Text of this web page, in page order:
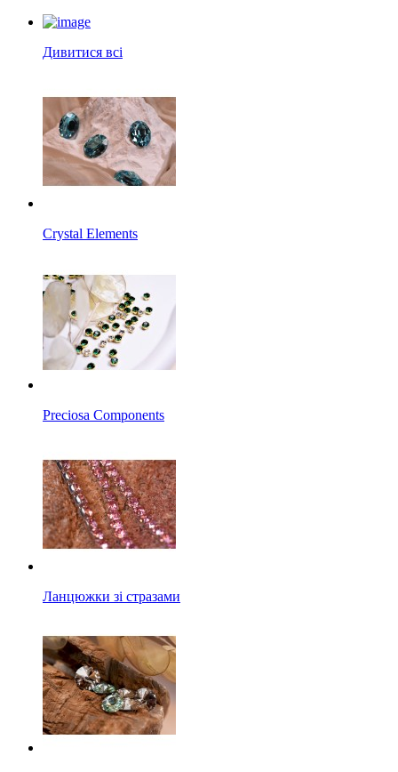
Дивитися всі
Crystal Elements
Preciosa Components
Ланцюжки зі стразами